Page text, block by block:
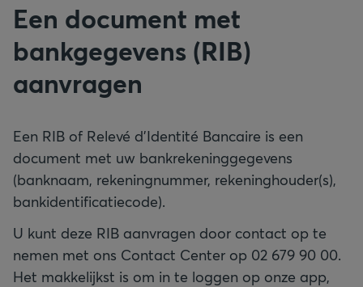
Een document met
bankgegevens (RIB)
aanvragen
Een RIB of Relevé d’Identité Bancaire is een
document met uw bankrekeninggegevens
(banknaam, rekeningnummer, rekeninghouder(s),
bankidentificatiecode).
U kunt deze RIB aanvragen door contact op te
nemen met ons Contact Center op 02 679 90 00.
Het makkelijkst is om in te loggen op onze app,